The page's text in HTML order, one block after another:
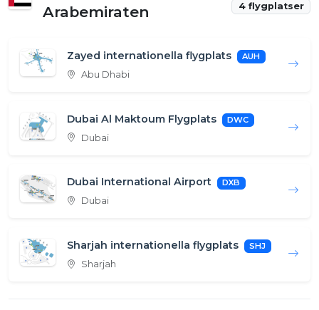
Arabemiraten
4 flygplatser
Zayed internationella flygplats AUH
Abu Dhabi
Dubai Al Maktoum Flygplats DWC
Dubai
Dubai International Airport DXB
Dubai
Sharjah internationella flygplats SHJ
Sharjah